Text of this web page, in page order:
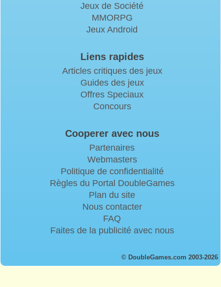
Jeux de Société
MMORPG
Jeux Android
Liens rapides
Articles critiques des jeux
Guides des jeux
Offres Speciaux
Concours
Cooperer avec nous
Partenaires
Webmasters
Politique de confidentialité
Règles du Portal DoubleGames
Plan du site
Nous contacter
FAQ
Faites de la publicité avec nous
© DoubleGames.com 2003-2026